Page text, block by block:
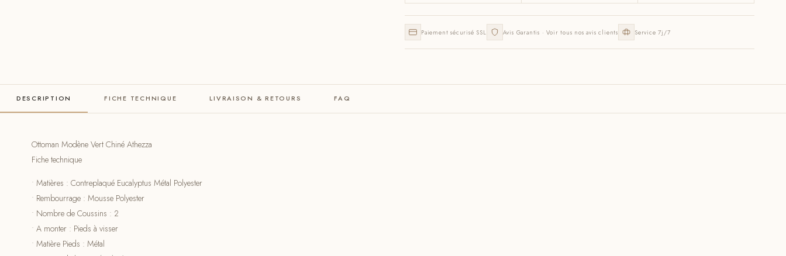
Paiement sécurisé SSL Avis Garantis · Voir tous nos avis clients Service 7j/7
DESCRIPTION FICHE TECHNIQUE LIVRAISON & RETOURS FAQ
Ottoman Modène Vert Chiné Athezza
Fiche technique
• Matières : Contreplaqué Eucalyptus Métal Polyester
• Rembourrage : Mousse Polyester
• Nombre de Coussins : 2
• A monter : Pieds à visser
• Matière Pieds : Métal